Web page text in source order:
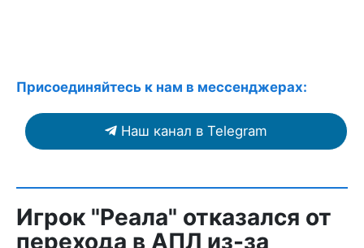
Присоединяйтесь к нам в мессенджерах:
Наш канал в Telegram
Игрок "Реала" отказался от
перехода в АПЛ из-за